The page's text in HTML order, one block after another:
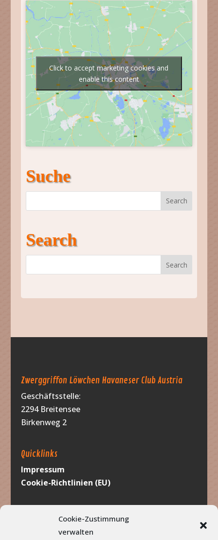
Cookie-Zustimmung
verwalten
Click to accept marketing cookies and
enable this content
Suche
Search
Zwerggriffon Löwchen Havaneser Club Austria
Geschäftsstelle:
2294 Breitensee
Birkenweg 2
Quicklinks
Impressum
Cookie-Richtlinien (EU)